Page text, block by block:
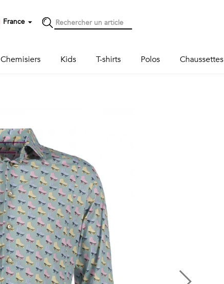
France
Chemisiers Kids T-shirts Polos Chaussettes